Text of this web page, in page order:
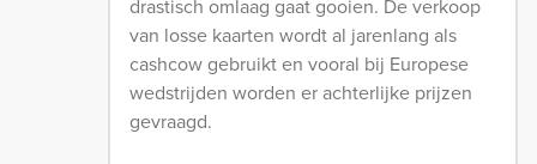
drastisch omlaag gaat gooien. De verkoop
van losse kaarten wordt al jarenlang als
cashcow gebruikt en vooral bij Europese
wedstrijden worden er achterlijke prijzen
gevraagd.